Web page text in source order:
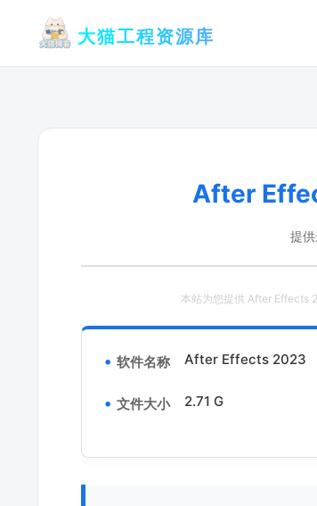
大猫工程资源库
After
提
本站为您提供 After Effects
软件名称 After Effects 2023
文件大小 2.71 G